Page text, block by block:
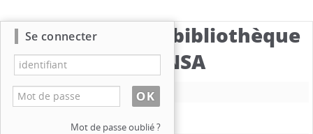
Catalogue de la bibliothèque
du CBNSA
Nouvelle recherche
Résultat de la recherche
Se connecter
Mot de passe oublié ?